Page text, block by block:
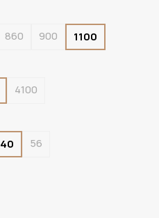
860 900
1100
4100
40
56